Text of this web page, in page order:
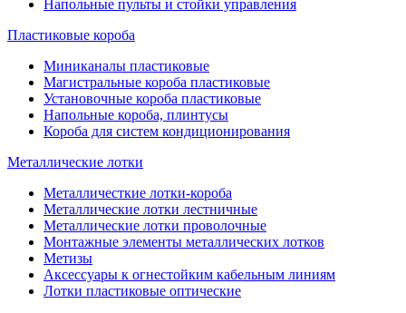
Напольные пульты и стойки управления
Пластиковые короба
Миниканалы пластиковые
Магистральные короба пластиковые
Установочные короба пластиковые
Напольные короба, плинтусы
Короба для систем кондиционирования
Металлические лотки
Металличесткие лотки-короба
Металлические лотки лестничные
Металлические лотки проволочные
Монтажные элементы металлических лотков
Метизы
Аксессуары к огнестойким кабельным линиям
Лотки пластиковые оптические